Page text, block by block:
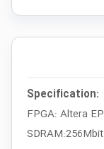
Specification:
FPGA: Altera